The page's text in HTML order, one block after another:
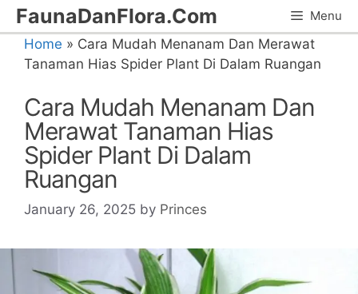
Skip
to
content
FaunaDanFlora.Com Menu
Home » Cara Mudah Menanam Dan Merawat
Tanaman Hias Spider Plant Di Dalam Ruangan
Cara Mudah Menanam Dan
Merawat Tanaman Hias
Spider Plant Di Dalam
Ruangan
January 26, 2025 by Princes